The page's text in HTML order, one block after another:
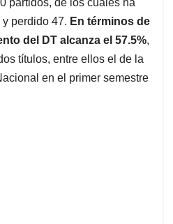
partidos, de los cuales ha
perdido 47. En términos de
del DT alcanza el 57.5%,
títulos, entre ellos el de la
en el primer semestre